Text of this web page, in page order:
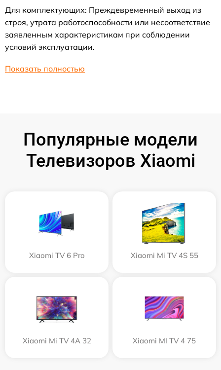
Для комплектующих: Преждевременный выход из
строя, утрата работоспособности или несоответствие
заявленным характеристикам при соблюдении
условий эксплуатации.
Показать полностью
Популярные модели
Телевизоров Xiaomi
Xiaomi TV 6 Pro Xiaomi Mi TV 4S 55
Xiaomi Mi TV 4A 32 Xiaomi MI TV 4 75